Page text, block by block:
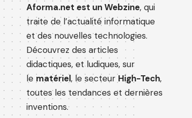
Aforma.net est un Webzine, qui
traite de l’actualité informatique
et des nouvelles technologies.
Découvrez des articles
didactiques, et ludiques, sur
le matériel, le secteurHigh-Tech,
toutes les tendances et dernières
inventions.